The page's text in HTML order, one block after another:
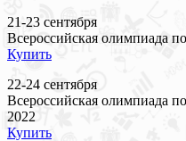
21-23 сентября
Всероссийская олимпиада
Купить
22-24 сентября
Всероссийская
2022
Купить